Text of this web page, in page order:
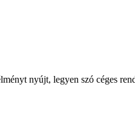
nyújt, legyen szó céges